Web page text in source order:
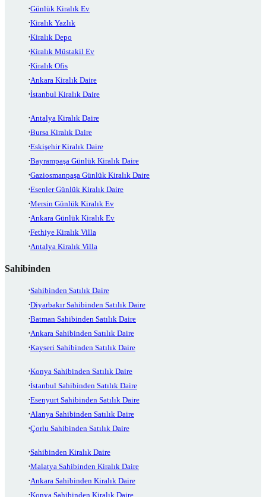
Günlük Kiralık Ev
Kiralık Yazlık
Kiralık Depo
Kiralık Müstakil Ev
Kiralık Ofis
Ankara Kiralık Daire
İstanbul Kiralık Daire
Antalya Kiralık Daire
Bursa Kiralık Daire
Eskişehir Kiralık Daire
Bayrampaşa Günlük Kiralık Daire
Gaziosmanpaşa Günlük Kiralık Daire
Esenler Günlük Kiralık Daire
Mersin Günlük Kiralık Ev
Ankara Günlük Kiralık Ev
Fethiye Kiralık Villa
Antalya Kiralık Villa
Sahibinden
Sahibinden Satılık Daire
Diyarbakır Sahibinden Satılık Daire
Batman Sahibinden Satılık Daire
Ankara Sahibinden Satılık Daire
Kayseri Sahibinden Satılık Daire
Konya Sahibinden Satılık Daire
İstanbul Sahibinden Satılık Daire
Esenyurt Sahibinden Satılık Daire
Alanya Sahibinden Satılık Daire
Çorlu Sahibinden Satılık Daire
Sahibinden Kiralık Daire
Malatya Sahibinden Kiralık Daire
Ankara Sahibinden Kiralık Daire
Konya Sahibinden Kiralık Daire